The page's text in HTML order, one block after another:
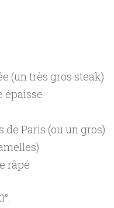
(un très gros steak)
épaisse
Paris (ou un gros)
râpé